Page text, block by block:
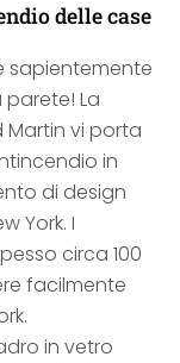
delle case
sapientemente
La
vi porta
in
di design
York. I
circa 100
facilmente
in vetro